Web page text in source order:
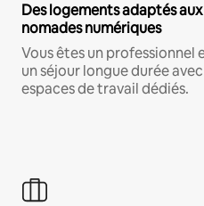
Des logements adaptés
nomades numériques
Vous êtes un professionnel
un séjour longue durée
espaces de travail dédiés.